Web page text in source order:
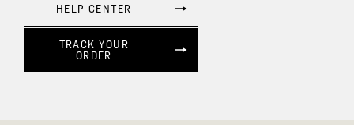
HELP CENTER
TRACK YOUR
ORDER